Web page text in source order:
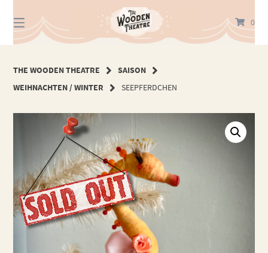
zum
Inhalt
0
THE WOODEN THEATRE
SAISON
WEIHNACHTEN / WINTER
SEEPFERDCHEN